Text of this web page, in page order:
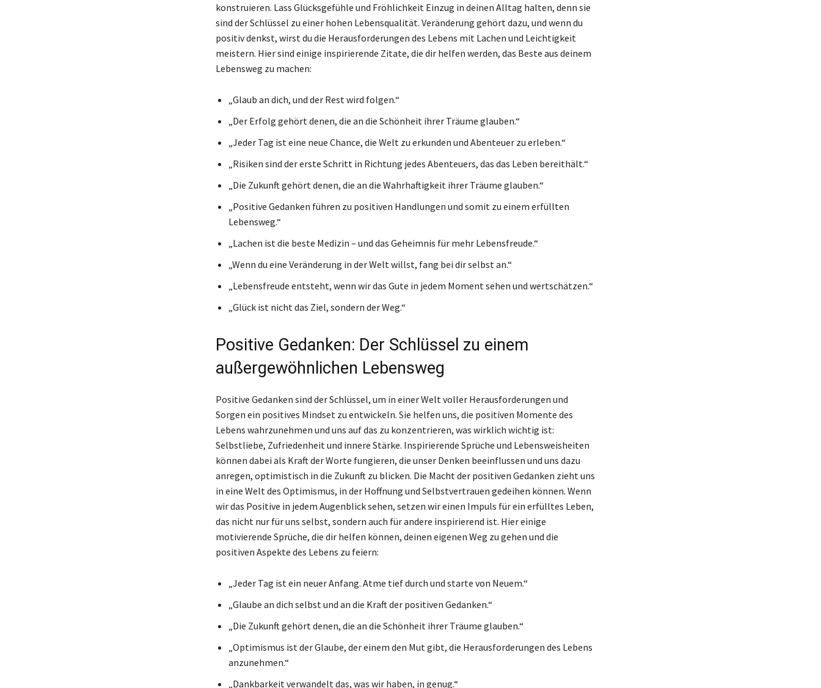
konstruieren. Lass Glücksgefühle und Fröhlichkeit Einzug in deinen Alltag halten, denn sie
sind der Schlüssel zu einer hohen Lebensqualität. Veränderung gehört dazu, und wenn du
positiv denkst, wirst du die Herausforderungen des Lebens mit Lachen und Leichtigkeit
meistern. Hier sind einige inspirierende Zitate, die dir helfen werden, das Beste aus deinem
Lebensweg zu machen:
„Glaub an dich, und der Rest wird folgen.“
„Der Erfolg gehört denen, die an die Schönheit ihrer Träume glauben.“
„Jeder Tag ist eine neue Chance, die Welt zu erkunden und Abenteuer zu erleben.“
„Risiken sind der erste Schritt in Richtung jedes Abenteuers, das das Leben bereithält.“
„Die Zukunft gehört denen, die an die Wahrhaftigkeit ihrer Träume glauben.“
„Positive Gedanken führen zu positiven Handlungen und somit zu einem erfüllten
Lebensweg.“
„Lachen ist die beste Medizin – und das Geheimnis für mehr Lebensfreude.“
„Wenn du eine Veränderung in der Welt willst, fang bei dir selbst an.“
„Lebensfreude entsteht, wenn wir das Gute in jedem Moment sehen und wertschätzen.“
„Glück ist nicht das Ziel, sondern der Weg.“
Positive Gedanken: Der Schlüssel zu einem
außergewöhnlichen Lebensweg
Positive Gedanken sind der Schlüssel, um in einer Welt voller Herausforderungen und
Sorgen ein positives Mindset zu entwickeln. Sie helfen uns, die positiven Momente des
Lebens wahrzunehmen und uns auf das zu konzentrieren, was wirklich wichtig ist:
Selbstliebe, Zufriedenheit und innere Stärke. Inspirierende Sprüche und Lebensweisheiten
können dabei als Kraft der Worte fungieren, die unser Denken beeinflussen und uns dazu
anregen, optimistisch in die Zukunft zu blicken. Die Macht der positiven Gedanken zieht uns
in eine Welt des Optimismus, in der Hoffnung und Selbstvertrauen gedeihen können. Wenn
wir das Positive in jedem Augenblick sehen, setzen wir einen Impuls für ein erfülltes Leben,
das nicht nur für uns selbst, sondern auch für andere inspirierend ist. Hier einige
motivierende Sprüche, die dir helfen können, deinen eigenen Weg zu gehen und die
positiven Aspekte des Lebens zu feiern:
„Jeder Tag ist ein neuer Anfang. Atme tief durch und starte von Neuem.“
„Glaube an dich selbst und an die Kraft der positiven Gedanken.“
„Die Zukunft gehört denen, die an die Schönheit ihrer Träume glauben.“
„Optimismus ist der Glaube, der einem den Mut gibt, die Herausforderungen des Lebens
anzunehmen.“
„Dankbarkeit verwandelt das, was wir haben, in genug.“